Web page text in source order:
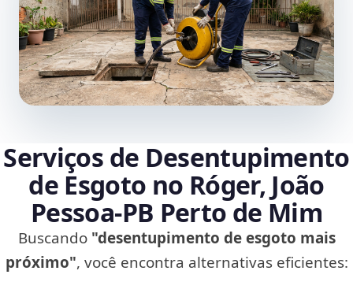
Serviços de Desentupimento
de Esgoto no Róger, João
Pessoa‑PB Perto de Mim
Buscando "desentupimento de esgoto mais
próximo", você encontra alternativas eficientes: